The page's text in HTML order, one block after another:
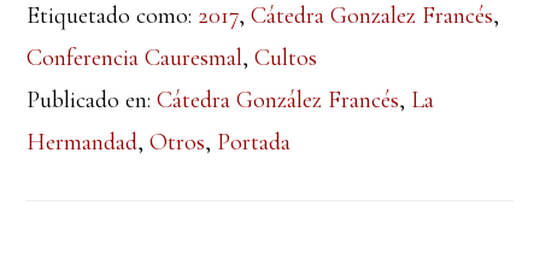
Etiquetado como: 2017,Cátedra Gonzalez Francés,
Conferencia Cauresmal,Cultos
Publicado en:Cátedra González Francés, La
Hermandad,Otros, Portada